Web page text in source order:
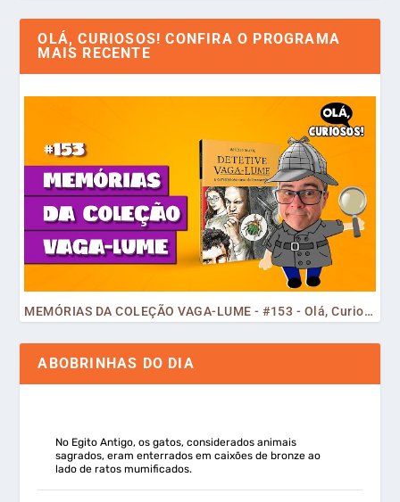
OLÁ, CURIOSOS! CONFIRA O PROGRAMA
MAIS RECENTE
MEMÓRIAS DA COLEÇÃO VAGA-LUME - #153 - Olá, Curiosos! 2023
ABOBRINHAS DO DIA
No Egito Antigo, os gatos, considerados animais
sagrados, eram enterrados em caixões de bronze ao
lado de ratos mumificados.